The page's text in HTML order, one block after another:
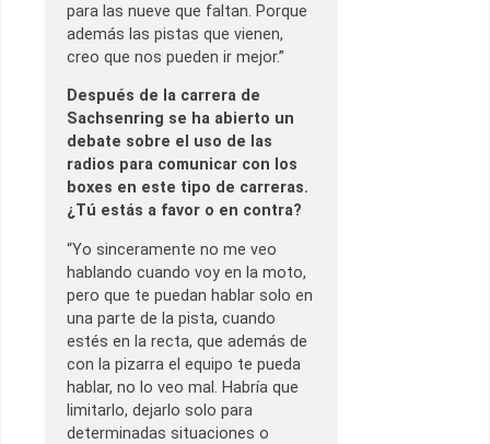
para las nueve que faltan. Porque
además las pistas que vienen,
creo que nos pueden ir mejor.”
Después de la carrera de
Sachsenring se ha abierto un
debate sobre el uso de las
radios para comunicar con los
boxes en este tipo de carreras.
¿Tú estás a favor o en contra?
“Yo sinceramente no me veo
hablando cuando voy en la moto,
pero que te puedan hablar solo en
una parte de la pista, cuando
estés en la recta, que además de
con la pizarra el equipo te pueda
hablar, no lo veo mal. Habría que
limitarlo, dejarlo solo para
determinadas situaciones o